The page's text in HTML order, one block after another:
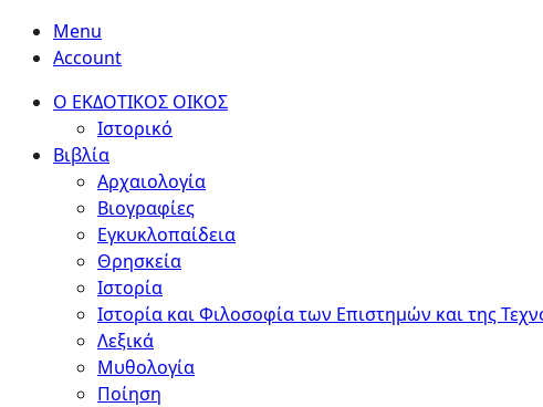
Menu
Account
Ο ΕΚΔΟΤΙΚΟΣ ΟΙΚΟΣ
Ιστορικό
Βιβλία
Αρχαιολογία
Βιογραφίες
Εγκυκλοπαίδεια
Θρησκεία
Ιστορία
Ιστορία και Φιλοσοφία των Επιστημών και της
Λεξικά
Μυθολογία
Ποίηση